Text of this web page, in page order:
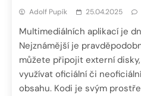
Adolf Pupík 25.04.2025
Multimediálních aplikací je
Nejznámější je
můžete připojit externí
využívat oficiální či
obsahu. Kodi je svým